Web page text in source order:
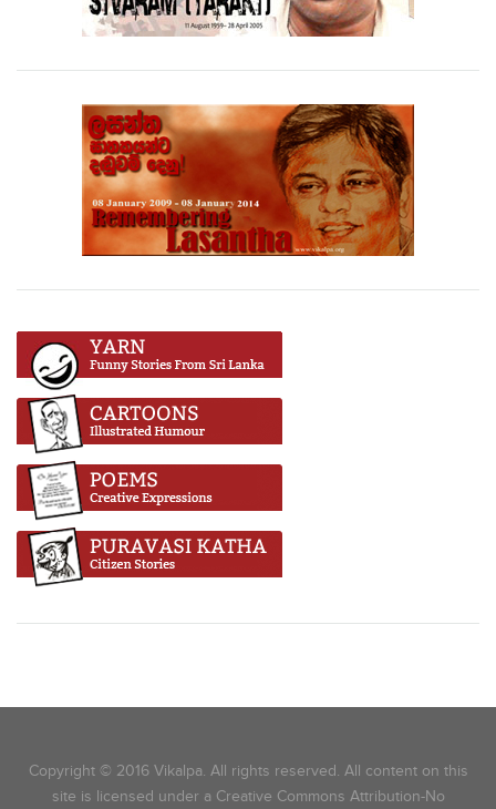
Copyright © 2016 Vikalpa. All rights reserved. All content on this
site is licensed under a Creative Commons Attribution-No